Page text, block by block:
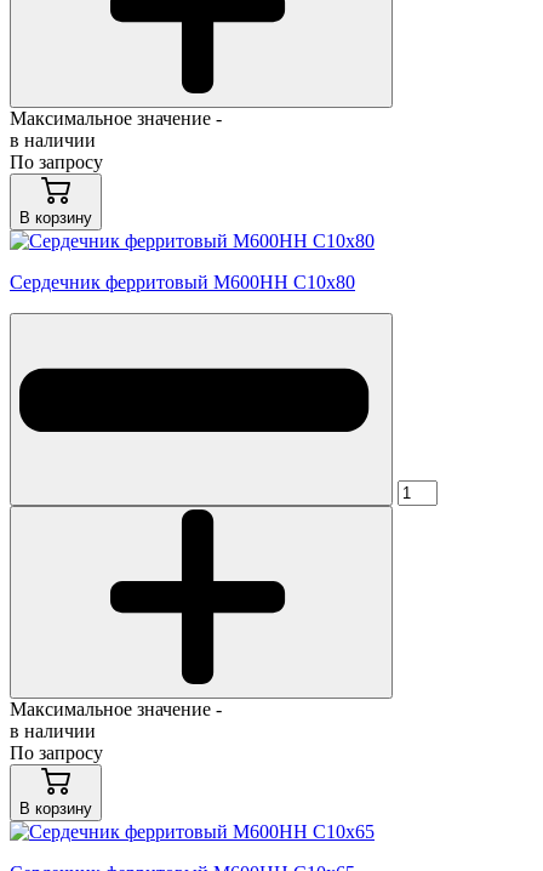
Максимальное значение -
в наличии
По запросу
В корзину
Сердечник ферритовый М600НН С10х80
Максимальное значение -
в наличии
По запросу
В корзину